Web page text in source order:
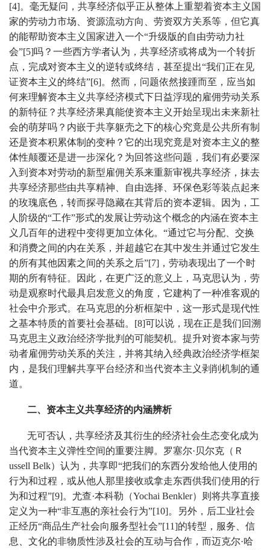
[4]。毫无疑问，共享经济似乎正从整体上重塑着资本主义国
家的劳动力市场、资源流动方向、劳资双方关系等，但它真
的能帮助资本主义国家进入一个“升级版的自由劳动力社
会”[5]吗？一些西方学者认为，共享经济或将成为一个转折
点，完成对资本主义的逆转或终结，甚至提出“我们正在见
证资本主义的终结”[6]。然而，问题依然接踵而至，应当如
何来理解资本主义共享经济模式下日益浮现的雇佣劳动关系
的新特征？共享经济果真能使资本主义开始呈现出未来新社
会的萌芽吗？内嵌于共享躯壳之下的核心究竟是公共所有制
还是资本积累体制的变种？它的出现究竟是对资本主义的整
体性颠覆还是进一步深化？为回答这些问题，我们有必要深
入到资本对劳动的新型雇佣关系来重新审视共享经济，抹去
共享经济那些由共享精神、自由选择、环保色彩等装点起来
的玫瑰底色，转而探寻隐藏在其背后的资本逻辑。因为，工
人阶级的“工作”形式的发展让劳动这个概念的内涵在资本主
义几百年的进程中变得更加立体化。“通过它与分配、交换
和消费之间的内在关系，并超越它在其中发生并通过它发生
的所有其他因素之间的关系之后”[7]，劳动表现出了一个时
期的所有特征。因此，在更广泛的意义上，马克思认为，劳
动是观察时代最具启发意义的角度，它建构了一种准客观的
社会中介形式。在马克思的分析框架中，这一形式是现代性
之基本特质的首要社会基础。[8]可以说，现在正是我们回溯
马克思主义政治经济学批判的可能契机。提升对资本家与劳
动者雇佣劳动关系的关注，并将其纳入经典政治经济学框架
内，是我们理解共享平台经济和当代资本主义剥削机制的通
道。
二、资本主义共享经济的内涵辨析
无可否认，共享经济及其衍生的经济社会生态变化成为
当代资本主义弹性空间的重要注脚。罗塞尔·贝尔克（Ｒ
ussell Belk）认为，共享即“把我们的东西分发给他人使用的
行为和过程，或从他人那里接收或拿走东西供我们使用的行
为和过程”[9]。尤查·本科勒（Yochai Benkler）则将共享直接
定义为一种“非互惠的亲社会行为”[10]。另外，后工业社会
正经历“商品生产社会向服务型社会”[11]的转型，服务、信
息、文化的非物质性涉及社会的互动与合作，而迈克尔·哈